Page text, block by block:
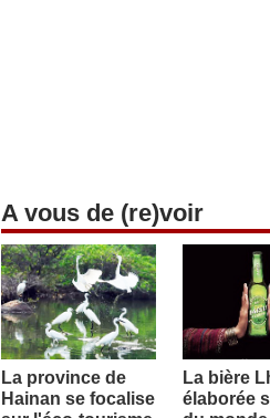
A vous de (re)voir
La province de
Hainan se focalise
La bière
élaborée